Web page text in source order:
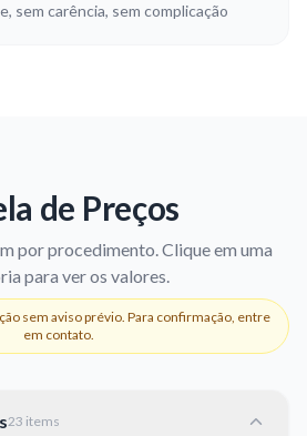
sem carência, sem complicação
de Preços
por procedimento. Clique em uma
para ver os valores.
sem aviso prévio. Para confirmação, entre
em contato.
23 items